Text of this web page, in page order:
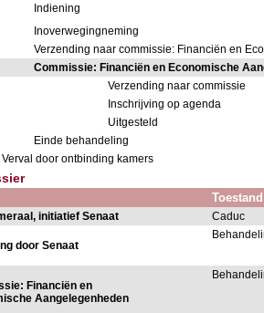
Indiening
Inoverwegingneming
Verzending naar commissie: Financiën en
Commissie: Financiën en Economische
Verzending naar commissie
Inschrijving op agenda
Uitgesteld
Einde behandeling
Verval door ontbinding kamers
Toestand
initiatief Senaat Caduc
door Senaat
Financiën en
Aangelegenheden